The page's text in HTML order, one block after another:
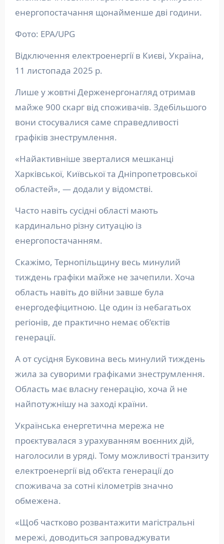
енергопостачання щонайменше дві години.
Фото: EPA/UPG
Відключення електроенергії в Києві, Україна,
11 листопада 2025 р.
Лише у жовтні Держенергонагляд отримав
майже 900 скарг від споживачів. Здебільшого
вони стосувалися саме справедливості
графіків знеструмлення.
«Найактивніше зверталися мешканці
Харківської, Київської та Дніпропетровської
областей», — додали у відомстві.
Часто навіть сусідні області мають
кардинально різну ситуацію із
енергопостачанням.
Скажімо, Тернопільщину весь минулий
тиждень графіки майже не зачепили. Хоча
область навіть до війни завше була
енергодефіцитною. Це один із небагатьох
регіонів, де практично немає об’єктів
генерації.
А от сусідня Буковина весь минулий тиждень
жила за суворими графіками знеструмлення.
Область має власну генерацію, хоча й не
найпотужнішу на заході країни.
Українська енергетична мережа не
проєктувалася з урахуванням воєнних дій,
наголосили в уряді. Тому можливості транзиту
електроенергії від об’єкта генерації до
споживача за сотні кілометрів значно
обмежена.
«Щоб частково розвантажити магістральні
мережі, доводиться запроваджувати